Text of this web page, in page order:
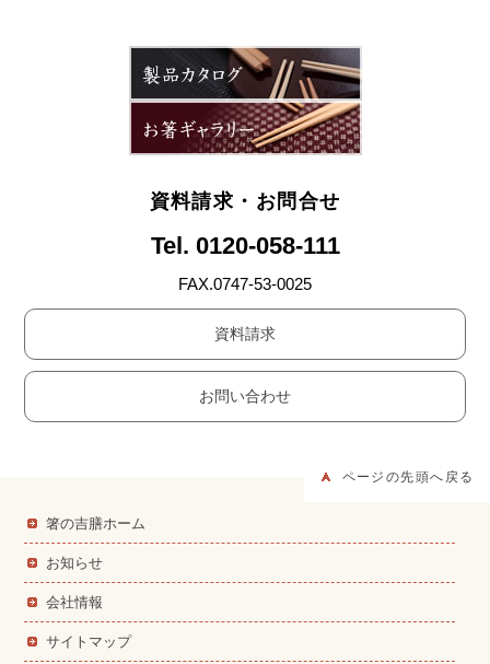
資料請求・お問合せ
Tel. 0120-058-111
FAX.0747-53-0025
資料請求
お問い合わせ
ページの先頭へ戻る
箸の吉膳ホーム
お知らせ
会社情報
サイトマップ